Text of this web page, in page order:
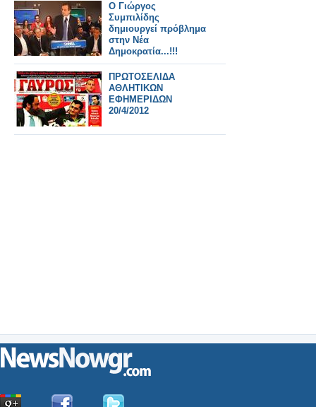
Ο Γιώργος
Συμπιλίδης
δημιουργεί πρόβλημα
στην Νέα
Δημοκρατία...!!!
ΠΡΩΤΟΣΕΛΙΔΑ
ΑΘΛΗΤΙΚΩΝ
ΕΦΗΜΕΡΙΔΩΝ
20/4/2012